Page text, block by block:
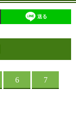
送る